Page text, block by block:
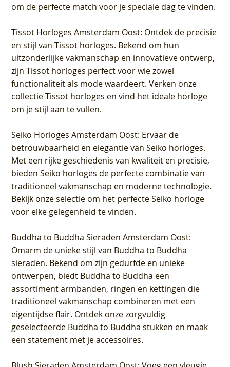
om de perfecte match voor je speciale dag te vinden.
Tissot Horloges Amsterdam Oost: Ontdek de precisie
en stijl van Tissot horloges. Bekend om hun
uitzonderlijke vakmanschap en innovatieve ontwerp,
zijn Tissot horloges perfect voor wie zowel
functionaliteit als mode waardeert. Verken onze
collectie Tissot horloges en vind het ideale horloge
om je stijl aan te vullen.
Seiko Horloges Amsterdam Oost: Ervaar de
betrouwbaarheid en elegantie van Seiko horloges.
Met een rijke geschiedenis van kwaliteit en precisie,
bieden Seiko horloges de perfecte combinatie van
traditioneel vakmanschap en moderne technologie.
Bekijk onze selectie om het perfecte Seiko horloge
voor elke gelegenheid te vinden.
Buddha to Buddha Sieraden Amsterdam Oost:
Omarm de unieke stijl van Buddha to Buddha
sieraden. Bekend om zijn gedurfde en unieke
ontwerpen, biedt Buddha to Buddha een
assortiment armbanden, ringen en kettingen die
traditioneel vakmanschap combineren met een
eigentijdse flair. Ontdek onze zorgvuldig
geselecteerde Buddha to Buddha stukken en maak
een statement met je accessoires.